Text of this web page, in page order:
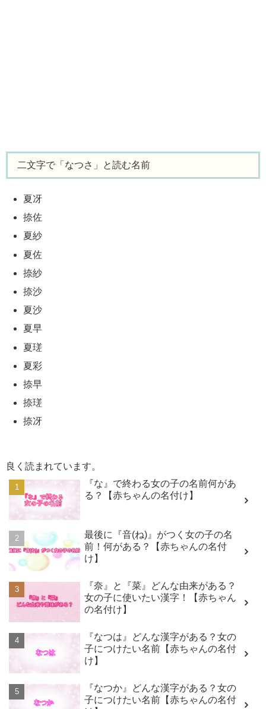
二文字で「なつさ」と読む名前
夏冴
捺佐
夏紗
夏佐
捺紗
捺沙
夏沙
夏早
夏瑳
夏彩
捺早
捺瑳
捺冴
良く読まれています。
『な』で終わる女の子の名前何があ
る？【赤ちゃんの名付け】
最後に『音(ね)』がつく女の子の名
前！何がある？【赤ちゃんの名付
け】
『奈』と『菜』どんな由来がある？
女の子に使いたい漢字！【赤ちゃん
の名付け】
『なつは』どんな漢字がある？女の
子につけたい名前【赤ちゃんの名付
け】
『なつか』どんな漢字がある？女の
子につけたい名前【赤ちゃんの名付